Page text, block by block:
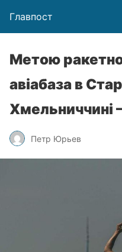
Главпост
Метою
авіабаза в
Хмельниччині
Петр Юрьев